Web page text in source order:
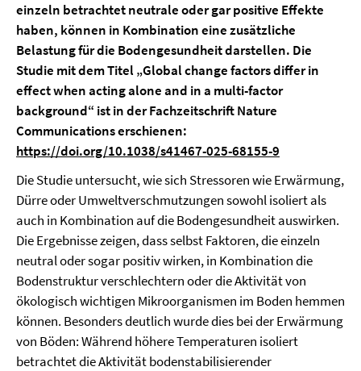
einzeln betrachtet neutrale oder gar positive Effekte
haben, können in Kombination eine zusätzliche
Belastung für die Bodengesundheit darstellen. Die
Studie mit dem Titel „Global change factors differ in
effect when acting alone and in a multi-factor
background“ ist in der Fachzeitschrift Nature
Communications erschienen:
https://doi.org/10.1038/s41467-025-68155-9
Die Studie untersucht, wie sich Stressoren wie Erwärmung,
Dürre oder Umweltverschmutzungen sowohl isoliert als
auch in Kombination auf die Bodengesundheit auswirken.
Die Ergebnisse zeigen, dass selbst Faktoren, die einzeln
neutral oder sogar positiv wirken, in Kombination die
Bodenstruktur verschlechtern oder die Aktivität von
ökologisch wichtigen Mikroorganismen im Boden hemmen
können. Besonders deutlich wurde dies bei der Erwärmung
von Böden: Während höhere Temperaturen isoliert
betrachtet die Aktivität bodenstabilisierender